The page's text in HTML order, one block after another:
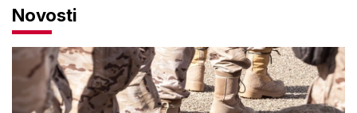
Novosti